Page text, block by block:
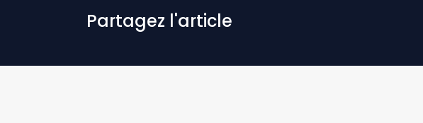
Partagez l'article